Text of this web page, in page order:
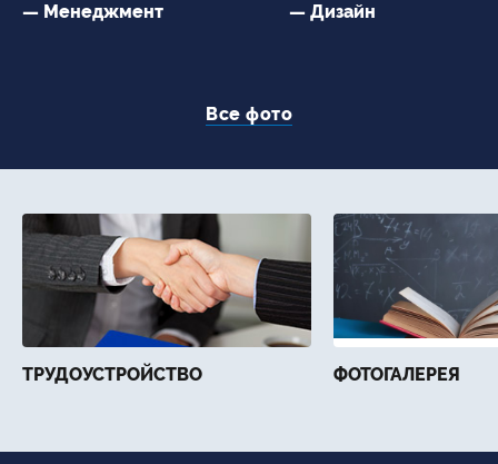
— Менеджмент
— Дизайн
Все фото
ТРУДОУСТРОЙСТВО ФОТОГАЛЕРЕЯ